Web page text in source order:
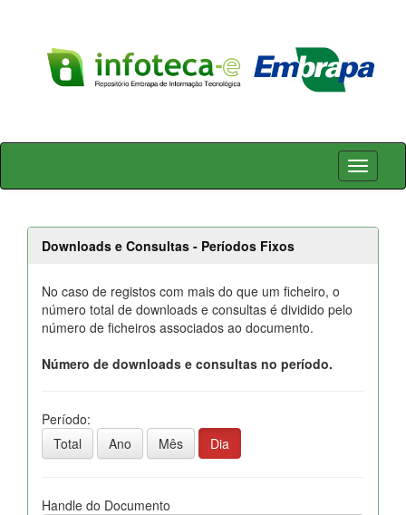
Skip
Downloads e Consultas - Períodos Fixos
No caso de registos com mais do que um ficheiro, o
número total de downloads e consultas é dividido pelo
número de ficheiros associados ao documento.
Número de downloads e consultas no período.
Período:
Total
Ano Mês Dia
Handle do Documento